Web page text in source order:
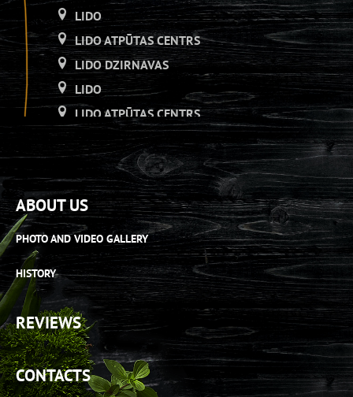
LIDO
LIDO ATPŪTAS CENTRS
LIDO DZIRNAVAS
LIDO
LIDO ATPŪTAS CENTRS
LIDO DZIRNAVAS
LIDO ATPŪTAS CENTRS
LIDO DZIRNAVAS
LIDO RĪGA PLAZA
LIDO ATPŪTAS CENTRS
LIDO ORIGO
LIDO RĪGA PLAZA
LIDO ATPŪTAS CENTRS
LIDO AS[H]ais veikals
LIDO RĪGA PLAZA
ABOUT US
PHOTO AND VIDEO GALLERY
HISTORY
REVIEWS
CONTACTS